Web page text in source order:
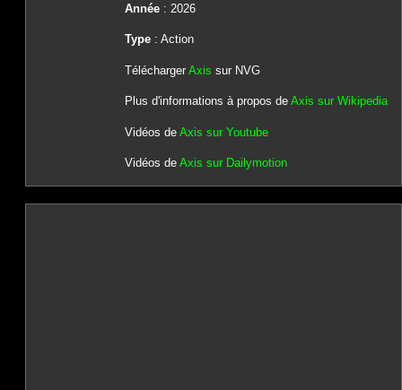
Année: 2026
Type: Action
Télécharger Axis sur NVG
Plus d'informations à propos de Axis sur Wikipedia
Vidéos de Axis sur Youtube
Vidéos de Axis sur Dailymotion